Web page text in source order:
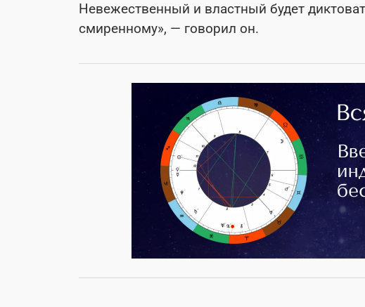
Невежественный и властный будет
смиренному», — говорил он.